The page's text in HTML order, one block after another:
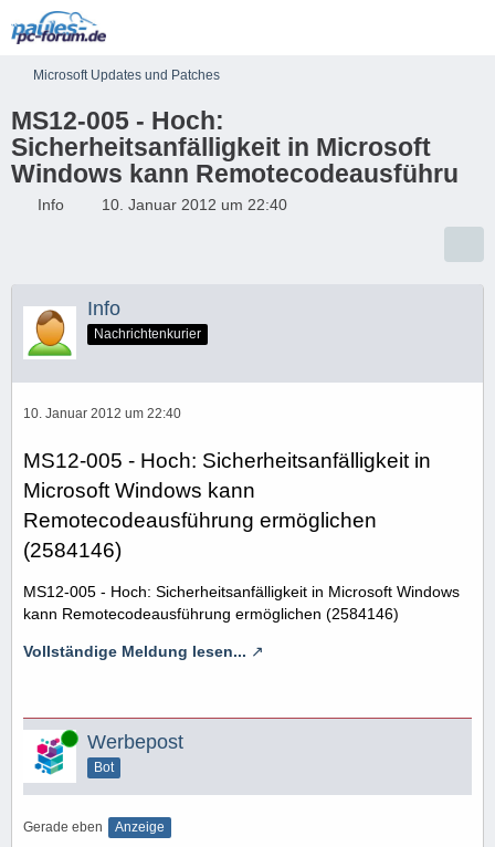
Microsoft Updates und Patches
MS12-005 - Hoch:
Sicherheitsanfälligkeit in Microsoft
Windows kann Remotecodeausführu
Info 10. Januar 2012 um 22:40
Info
Nachrichtenkurier
10. Januar 2012 um 22:40
MS12-005 - Hoch: Sicherheitsanfälligkeit in
Microsoft Windows kann
Remotecodeausführung ermöglichen
(2584146)
MS12-005 - Hoch: Sicherheitsanfälligkeit in Microsoft Windows
kann Remotecodeausführung ermöglichen (2584146)
Vollständige Meldung lesen...
Online Werbepost
Bot
Gerade eben Anzeige